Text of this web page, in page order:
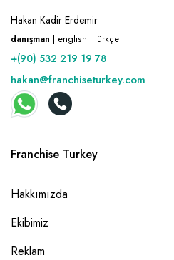
Hakan Kadir Erdemir
danışman | english | türkçe
+(90) 532 219 19 78
hakan@franchiseturkey.com
Franchise Turkey
Hakkımızda
Ekibimiz
Reklam